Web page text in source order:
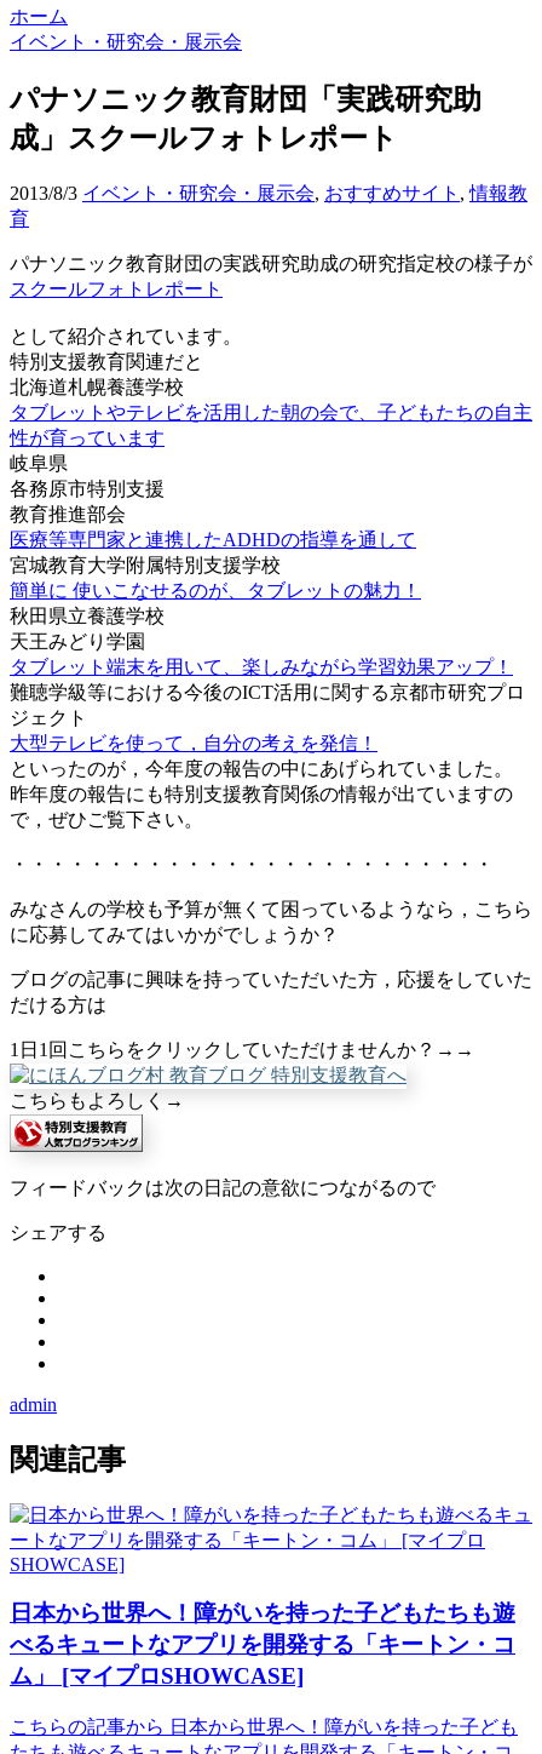
ホーム
イベント・研究会・展示会
パナソニック教育財団「実践研究助
成」スクールフォトレポート
2013/8/3 イベント・研究会・展示会, おすすめサイト ,情報教
育
パナソニック教育財団の実践研究助成の研究指定校の様子が
スクールフォトレポート
として紹介されています。
特別支援教育関連だと
北海道札幌養護学校
タブレットやテレビを活用した朝の会で、子どもたちの自主
性が育っています
岐阜県
各務原市特別支援
教育推進部会
医療等専門家と連携したADHDの指導を通して
宮城教育大学附属特別支援学校
簡単に 使いこなせるのが、タブレットの魅力！
秋田県立養護学校
天王みどり学園
タブレット端末を用いて、楽しみながら学習効果アップ！
難聴学級等における今後のICT活用に関する京都市研究プロ
ジェクト
大型テレビを使って，自分の考えを発信！
といったのが，今年度の報告の中にあげられていました。
昨年度の報告にも特別支援教育関係の情報が出ていますの
で，ぜひご覧下さい。
・・・・・・・・・・・・・・・・・・・・・・・・・
みなさんの学校も予算が無くて困っているようなら，こちら
に応募してみてはいかがでしょうか？
ブログの記事に興味を持っていただいた方，応援をしていた
だける方は
1日1回こちらをクリックしていただけませんか？→→
こちらもよろしく→
フィードバックは次の日記の意欲につながるので
シェアする
admin
関連記事
日本から世界へ！障がいを持った子どもたちも遊
べるキュートなアプリを開発する「キートン・コ
ム」 [マイプロSHOWCASE]
こちらの記事から 日本から世界へ！障がいを持った子ども